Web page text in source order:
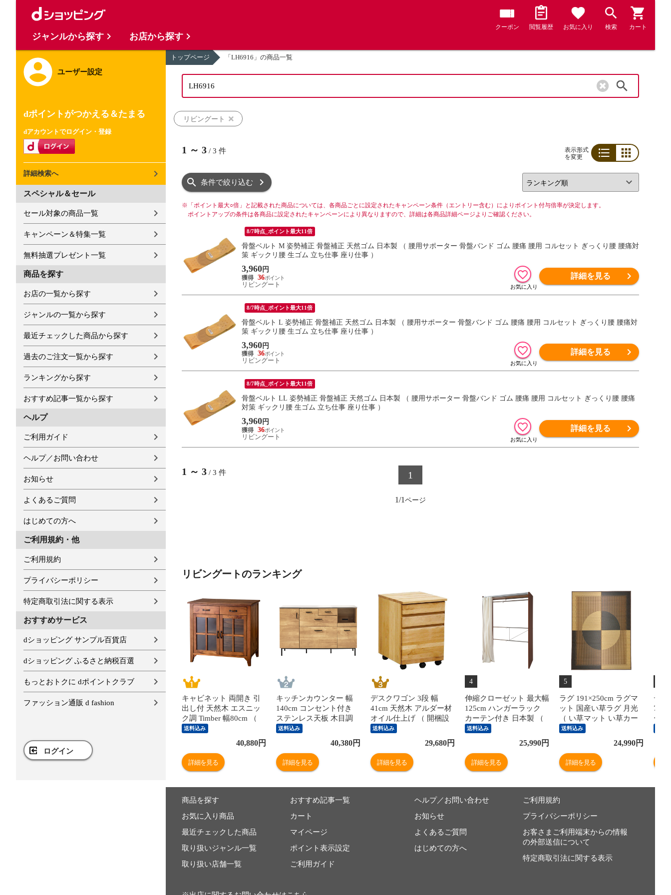
クーポン 閲覧履歴 お気に入り 検索 カート
ユーザー設定
dポイントがつかえる＆たまる
dアカウントでログイン・登録
詳細検索へ
スペシャル＆セール
セール対象の商品一覧
キャンペーン＆特集一覧
無料抽選プレゼント一覧
商品を探す
お店の一覧から探す
ジャンルの一覧から探す
最近チェックした商品から探す
過去のご注文一覧から探す
ランキングから探す
おすすめ記事一覧から探す
ヘルプ
ご利用ガイド
ヘルプ／お問い合わせ
お知らせ
よくあるご質問
はじめての方へ
ご利用規約・他
ご利用規約
プライバシーポリシー
特定商取引法に関する表示
おすすめサービス
dショッピング サンプル百貨店
dショッピング ふるさと納税百選
もっとおトクに dポイントクラブ
ファッション通販 d fashion
ログイン
トップページ 「LH6916」の商品一覧
リビングート
1 ～ 3 / 3 件
表示形式
を変更
条件で絞り込む
※ 「ポイント最大○倍」と記載された商品については、各商品ごとに設定されたキャンペーン条件（エントリー含む）によりポイント付与倍率が決定します。
ポイントアップの条件は各商品に設定されたキャンペーンにより異なりますので、詳細は各商品詳細ページよりご確認ください。
8/7時点_ポイント最大11倍
骨盤ベルト M 姿勢補正 骨盤補正 天然ゴム 日本製 （ 腰用サポーター 骨盤バンド ゴム 腰痛 腰用 コルセット ぎっくり腰 腰痛対
策 ギックリ腰 生ゴム 立ち仕事 座り仕事 ）
3,960 円
36
リビングート
詳細を見る
8/7時点_ポイント最大11倍
骨盤ベルト L 姿勢補正 骨盤補正 天然ゴム 日本製 （ 腰用サポーター 骨盤バンド ゴム 腰痛 腰用 コルセット ぎっくり腰 腰痛対
策 ギックリ腰 生ゴム 立ち仕事 座り仕事 ）
3,960 円
36
リビングート
詳細を見る
8/7時点_ポイント最大11倍
骨盤ベルト LL 姿勢補正 骨盤補正 天然ゴム 日本製 （ 腰用サポーター 骨盤バンド ゴム 腰痛 腰用 コルセット ぎっくり腰 腰痛
対策 ギックリ腰 生ゴム 立ち仕事 座り仕事 ）
3,960 円
36
リビングート
詳細を見る
1 ～ 3 / 3 件 1
1/1
リビングートのランキング
キャビネット 両開き 引
出し付 天然木 エスニッ
ク調 Timber 幅80cm （
リビング収納 食器棚 収
納 キッチン 飾り棚 完成
品 キッチンキャビネット
レトロ ガラス扉 ブラウ
ン おしゃれ ）
送料込み
40,880円
詳細を見る
キッチンカウンター 幅
140cm コンセント付き
ステンレス天板 木目調
（ カウンター 作業台 家
電ラック 収納 可動棚 お
掃除ロボット対応 食器棚
棚 ラック 2口コンセント
付 脚付 ダークブラウン
ト ） 【ナチュラル】
送料込み
40,380円
詳細を見る
デスクワゴン 3段 幅
41cm 天然木 アルダー材
オイル仕上げ （ 開梱設
置 サイドワゴン 袖机 収
納 キャスター付き ワゴ
ン 脇机 シンプル デスク
サイド 書類収納 引き出
し 引出 引出し 小物収納
送料込み
29,680円
詳細を見る
4
伸縮クローゼット 最大幅
125cm ハンガーラック
カーテン付き 日本製 （
衣類収納 大型 木製 コー
トハンガー 伸縮式 ワー
ドローブ パイプハンガー
） 【ダークブラウン】
送料込み
25,990円
詳細を見る
5
ラグ 191×250cm ラグマ
ット 国産い草ラグ 月光
（ い草マット い草カー
ペット カーペット 絨毯
マット 国産 日本製 天然
抗菌 消臭 湿度調整 空気
浄化 不織布張り おしゃ
れ 職人 丈夫 ）
送料込み
24,990円
詳細を見る
ディ
ース
イラ
ガラ
商品を探す
お気に入り商品
最近チェックした商品
取り扱いジャンル一覧
取り扱い店舗一覧
おすすめ記事一覧
カート
マイページ
ポイント表示設定
ご利用ガイド
ヘルプ／お問い合わせ
お知らせ
よくあるご質問
はじめての方へ
ご利用規約
プライバシーポリシー
お客さまご利用端末からの情報
の外部送信について
特定商取引法に関する表示
ジャンルから探す お店から探す